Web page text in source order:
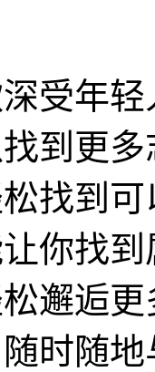
受年
到更
找到
你找
邂逅
时随